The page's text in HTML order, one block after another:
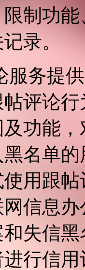
制功
录。
服务提
评论
功能
名单
用跟
信息
失信
行信用